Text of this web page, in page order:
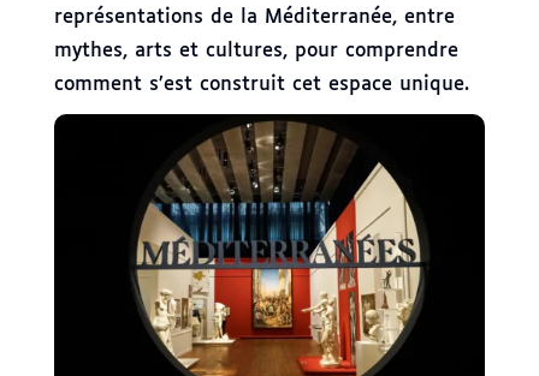
représentations de la Méditerranée, entre
mythes, arts et cultures, pour comprendre
comment s’est construit cet espace unique.